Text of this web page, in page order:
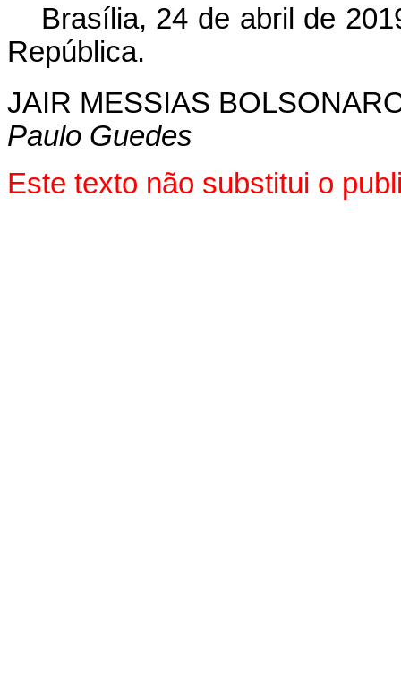
Brasília, 24 de abril de
República.
JAIR MESSIAS
Paulo Guedes
Este texto não substitui o